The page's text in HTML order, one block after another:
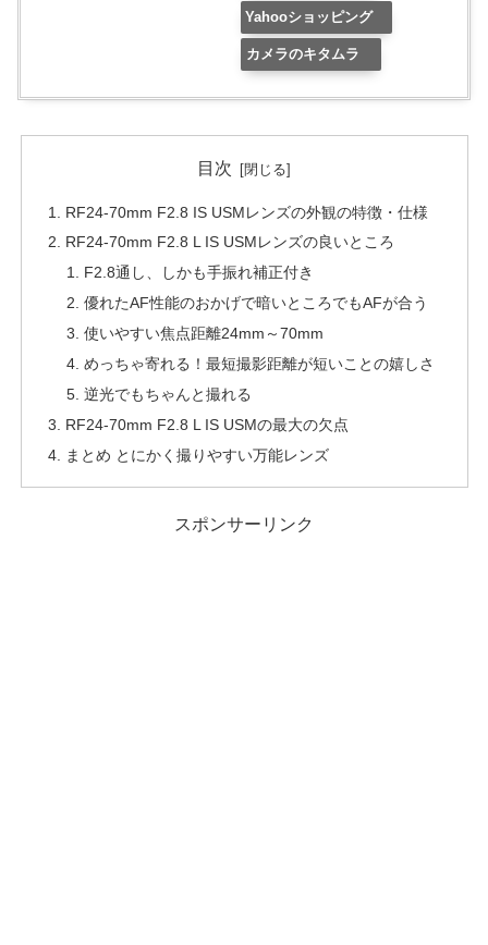
Yahooショッピング
カメラのキタムラ
目次
RF24-70mm F2.8 IS USMレンズの外観の特徴・仕様
RF24-70mm F2.8 L IS USMレンズの良いところ
F2.8通し、しかも手振れ補正付き
優れたAF性能のおかげで暗いところでもAFが合う
使いやすい焦点距離24mm～70mm
めっちゃ寄れる！最短撮影距離が短いことの嬉しさ
逆光でもちゃんと撮れる
RF24-70mm F2.8 L IS USMの最大の欠点
まとめ とにかく撮りやすい万能レンズ
スポンサーリンク